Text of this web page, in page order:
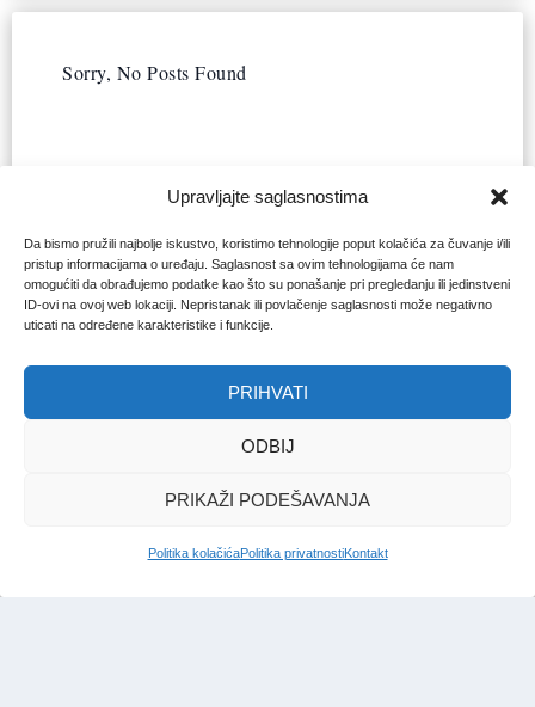
Upravljajte saglasnostima
Da bismo pružili najbolje iskustvo, koristimo tehnologije poput kolačića za čuvanje i/ili
pristup informacijama o uređaju. Saglasnost sa ovim tehnologijama će nam
omogućiti da obrađujemo podatke kao što su ponašanje pri pregledanju ili jedinstveni
ID-ovi na ovoj web lokaciji. Nepristanak ili povlačenje saglasnosti može negativno
uticati na određene karakteristike i funkcije.
PRIHVATI
ODBIJ
PRIKAŽI PODEŠAVANJA
Politika kolačićaPolitika privatnostiKontakt
Sorry, No Posts Found